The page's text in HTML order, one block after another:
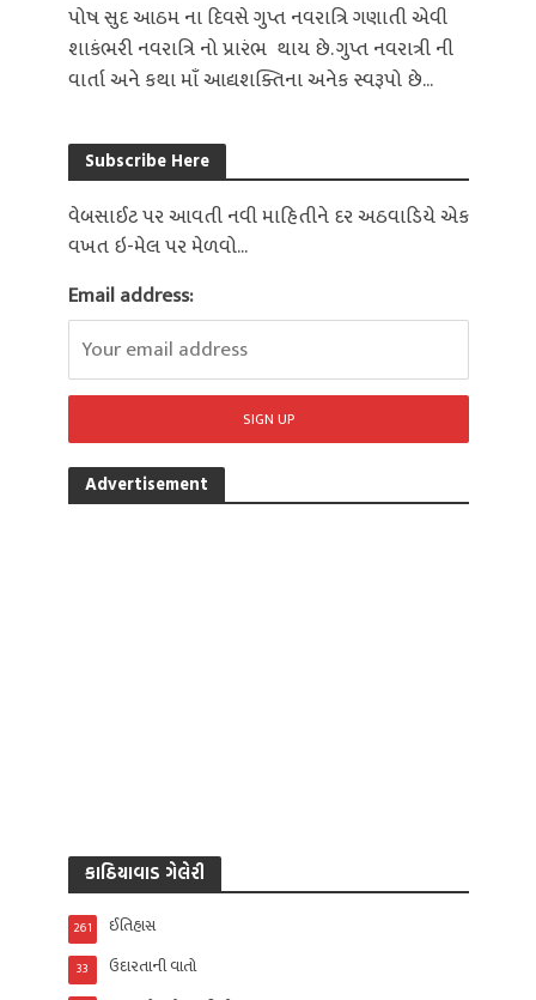
પોષ સુદ આઠમ ના દિવસે ગુપ્ત નવરાત્રિ ગણાતી એવી
શાકંભરી નવરાત્રિ નો પ્રારંભ થાય છે. ગુપ્ત નવરાત્રી ની
વાર્તા અને કથા માઁ આદ્યશક્તિના અનેક સ્વરૂપો છે...
Subscribe Here
વેબસાઈટ પર આવતી નવી માહિતીને દર અઠવાડિયે એક
વખત ઇ-મેલ પર મેળવો...
Email address:
Advertisement
કાઠિયાવાડ ગેલેરી
ઈતિહાસ
261
ઉદારતાની વાતો
33